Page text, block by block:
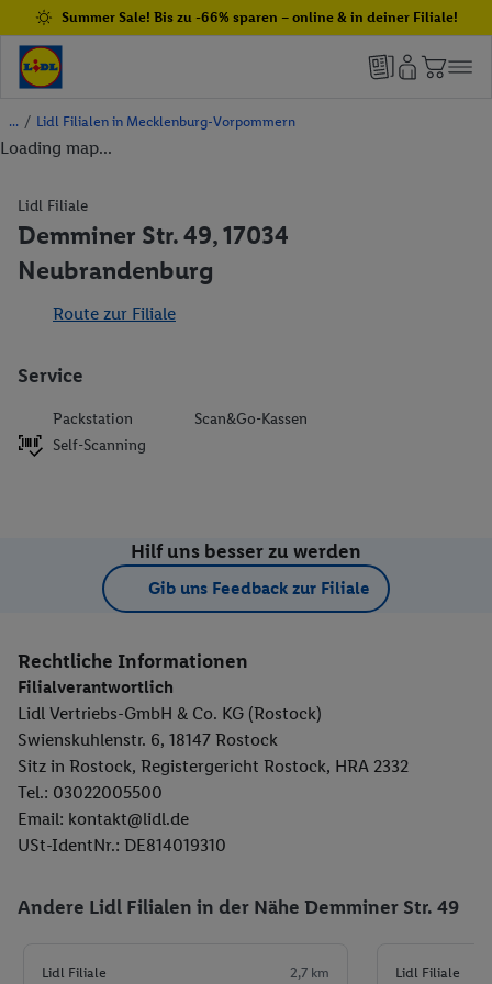
Summer Sale! Bis zu -66% sparen – online & in deiner Filiale!
/ Lidl Filialen in Mecklenburg-Vorpommern
Loading map...
Lidl Filiale
Demminer Str. 49, 17034
Neubrandenburg
Route zur Filiale
Service
Packstation
Scan&Go-Kassen
Self-Scanning
Hilf uns besser zu werden
Gib uns Feedback zur Filiale
Rechtliche Informationen
Filialverantwortlich
Lidl Vertriebs-GmbH & Co. KG (Rostock)
Swienskuhlenstr. 6, 18147 Rostock
Sitz in Rostock, Registergericht Rostock, HRA 2332
Tel.: 03022005500
Email: kontakt@lidl.de
USt-IdentNr.: DE814019310
Andere Lidl Filialen in der Nähe Demminer Str. 49
Lidl Filiale 2,7 km Lidl Filiale